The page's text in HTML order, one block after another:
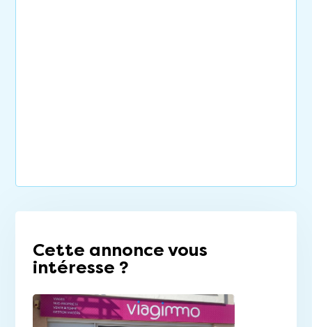
Cette annonce vous
intéresse ?